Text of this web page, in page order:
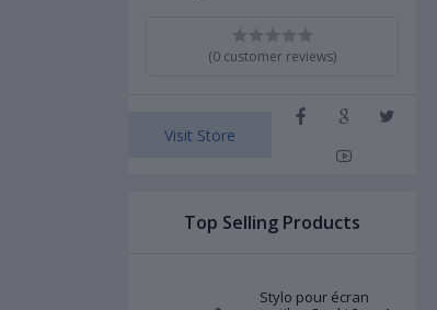
(0 customer reviews)
Visit Store
Top Selling Products
Stylo pour écran